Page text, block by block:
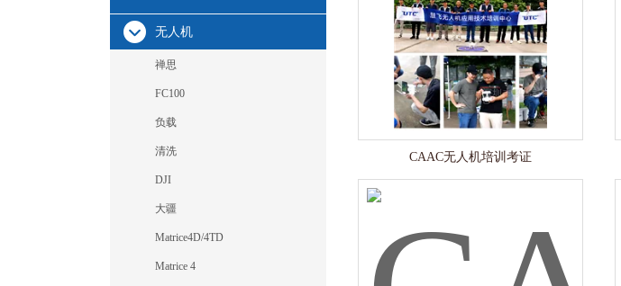
无人机
禅思
FC100
负载
清洗
DJI
大疆
Matrice4D/4TD
Matrice 4
CAAC无人机培训考证